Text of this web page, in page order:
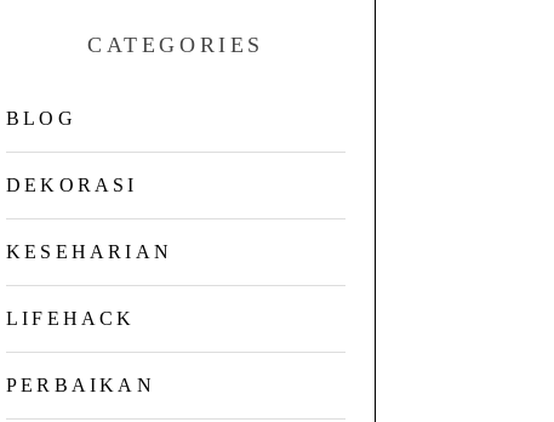
CATEGORIES
BLOG
DEKORASI
KESEHARIAN
LIFEHACK
PERBAIKAN